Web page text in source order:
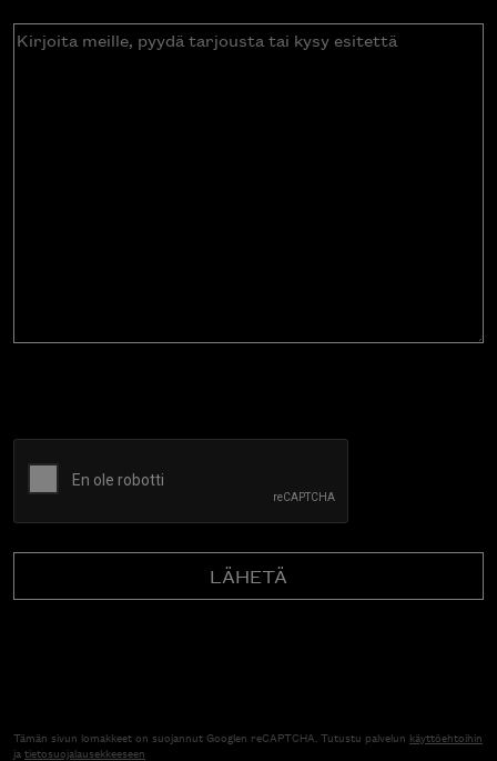
Kirjoita
Tämän sivun lomakkeet on suojannut Googlen reCAPTCHA. Tutustu palvelun käyttöehtoihin
jatietosuojalausekkeeseen